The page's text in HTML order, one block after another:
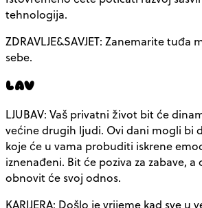
tehnologija.
ZDRAVLJE&SAVJET: Zanemarite tuđa
sebe.
LAV
LJUBAV: Vaš privatni život bit će
većine drugih ljudi. Ovi dani mogli bi
koje će u vama probuditi iskrene
iznenađeni. Bit će poziva za zabave,
obnovit će svoj odnos.
KARIJERA: Došlo je vrijeme kad sve u